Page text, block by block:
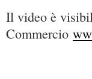
Il video è
Commercio